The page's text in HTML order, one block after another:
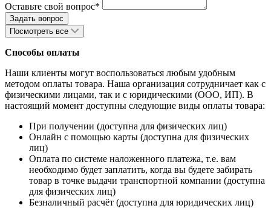
Оставьте свой вопрос*
Посмотреть все
Способы оплаты
Наши клиенты могут воспользоваться любым удобным
методом оплаты товара. Наша организация сотрудничает как с
физическими лицами, так и с юридическими (ООО, ИП). В
настоящий момент доступны следующие виды оплаты товара:
При получении (доступна для физических лиц)
Онлайн с помощью карты (доступна для физических
лиц)
Оплата по системе наложенного платежа, т.е. вам
необходимо будет заплатить, когда вы будете забирать
товар в точке выдачи транспортной компании (доступна
для физических лиц)
Безналичный расчёт (доступна для юридических лиц)